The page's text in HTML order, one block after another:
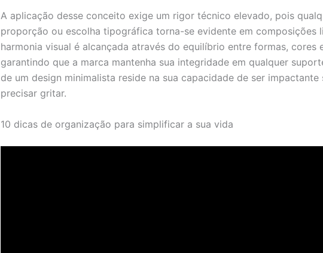
A aplicação desse conceito exige um rigor técnico elevado, pois
proporção ou escolha tipográfica torna-se evidente em composições
harmonia visual é alcançada através do equilíbrio entre formas, cores
garantindo que a marca mantenha sua integridade em qualquer
de um design minimalista reside na sua capacidade de ser impactante
precisar gritar.
10 dicas de organização para simplificar a sua vida